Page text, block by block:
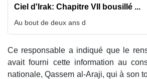
Ciel d'Irak: Chapitre VII bousillé ...
Au bout de deux ans d
Ce responsable a indiqué que le
avait fourni cette information au
nationale, Qassem al-Araji, qui à son